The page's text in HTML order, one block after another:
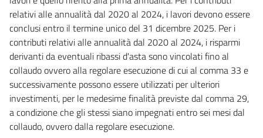
relativi alle annualità dal 2020 al 2024, i lavori devono essere
conclusi entro il termine unico del 31 dicembre 2025. Per i
contributi relativi alle annualità dal 2020 al 2024, i risparmi
derivanti da eventuali ribassi d'asta sono vincolati fino al
collaudo ovvero alla regolare esecuzione di cui al comma 33 e
successivamente possono essere utilizzati per ulteriori
investimenti, per le medesime finalità previste dal comma 29,
a condizione che gli stessi siano impegnati entro sei mesi dal
collaudo, ovvero dalla regolare esecuzione.